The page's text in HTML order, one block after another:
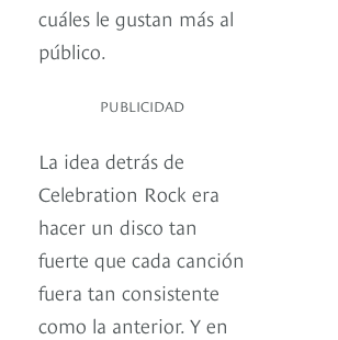
cuáles le gustan más al
público.
PUBLICIDAD
La idea detrás de
Celebration Rock era
hacer un disco tan
fuerte que cada canción
fuera tan consistente
como la anterior. Y en